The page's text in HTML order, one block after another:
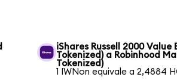
iShares Russell 2000 Value
Tokenized) a Robinhood
Tokenized)
1 IWNon equivale a 2,4884